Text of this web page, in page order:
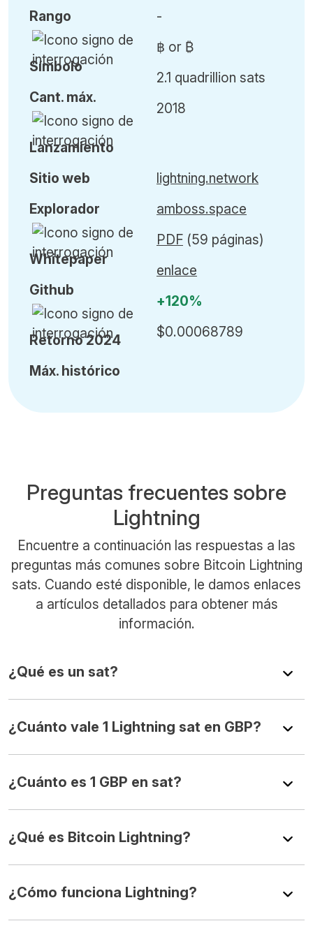
Rango
Símbolo
Cant. máx.
Lanzamiento
-
฿ or ₿
2.1 quadrillion sats
2018
Sitio web
Explorador
Whitepaper
Github
Retorno 2024
Máx. histórico
lightning.network
amboss.space
PDF (59 páginas)
enlace
+120%
$0.00068789
Preguntas frecuentes sobre
Lightning
Encuentre a continuación las respuestas a las
preguntas más comunes sobre Bitcoin Lightning
sats. Cuando esté disponible, le damos enlaces
a artículos detallados para obtener más
información.
¿Qué es un sat?
¿Cuánto vale 1 Lightning sat en GBP?
¿Cuánto es 1 GBP en sat?
¿Qué es Bitcoin Lightning?
¿Cómo funciona Lightning?